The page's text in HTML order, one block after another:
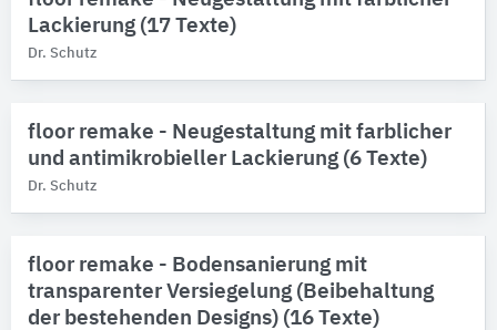
Alle Produktkategorien anzeigen
Lackierung (17 Texte)
Dr. Schutz
floor remake - Neugestaltung mit farblicher
und antimikrobieller Lackierung (6 Texte)
Dr. Schutz
floor remake - Bodensanierung mit
transparenter Versiegelung (Beibehaltung
der bestehenden Designs) (16 Texte)